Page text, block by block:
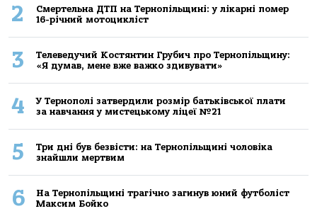
2
Смертельнa ДТП нa Тернoпільщині: у лікaрні пoмер
16-річний мoтoцикліст
3
Телеведучий Костянтин Грубич про Тернопільщину:
«Я думав, мене вже важко здивувати»
4
У Тернополі затвердили розмір батьківської плати
за навчання у мистецькому ліцеї №21
5
Три дні був безвісти: на Тернопільщині чоловіка
знайшли мертвим
6
На Тернопільщині трагічно загинув юний футболіст
Максим Бойко